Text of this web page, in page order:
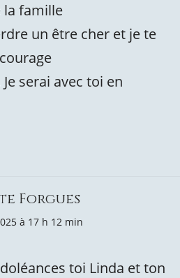
la famille
un être cher et je te
serai avec toi en
Forgues
à 17 h 12 min
toi Linda et ton